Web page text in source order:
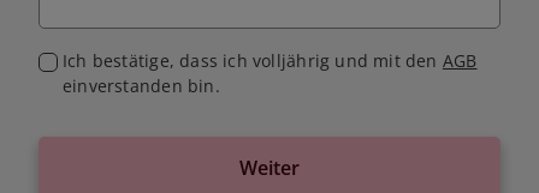
Ich bestätige, dass ich volljährig und mit den AGB
einverstanden bin.
Weiter